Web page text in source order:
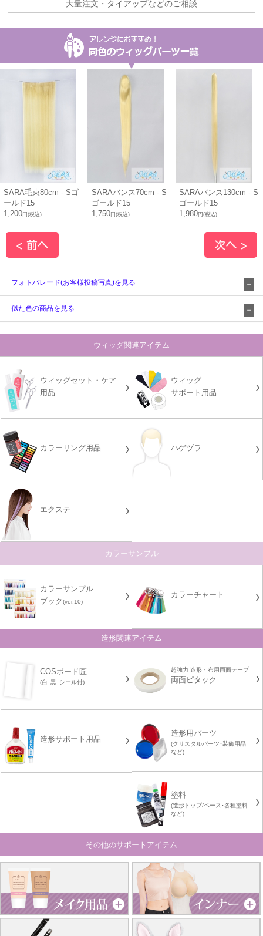
大量注文・タイアップなどのご相談
SARA毛束80cm - Sゴ
ールド15
1,200円(税込)
SARAバンス70cm - S
ゴールド15
1,750円(税込)
SARAバンス130cm - S
ゴールド15
1,980円(税込)
フォトパレード(お客様投稿写真)を見る
似た色の商品を見る
ウィッグ関連アイテム
ウィッグセット・ケア
用品
ウィッグ
サポート用品
カラーリング用品 ハゲヅラ
エクステ
カラーサンプル
カラーサンプル
ブック(ver.10)
カラーチャート
造形関連アイテム
COSボード匠
(白･黒･シール付)
超強力 造形・布用両面テープ
両面ピタック
造形サポート用品
造形用パーツ
(クリスタルパーツ･装飾用品
など)
塗料
(造形トップ/ベース･各種塗料
など)
その他のサポートアイテム